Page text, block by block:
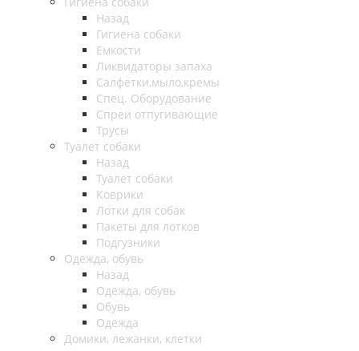
Назад
Гигиена собаки
Емкости
Ликвидаторы запаха
Салфетки,мыло,кремы
Спец. Оборудование
Спреи отпугивающие
Трусы
Туалет собаки
Назад
Туалет собаки
Коврики
Лотки для собак
Пакеты для лотков
Подгузники
Одежда, обувь
Назад
Одежда, обувь
Обувь
Одежда
Домики, лежанки, клетки